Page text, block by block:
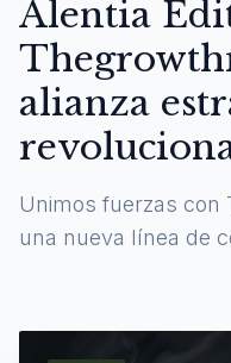
Alentia
alianza
Unimos fuerzas con
una nueva línea de